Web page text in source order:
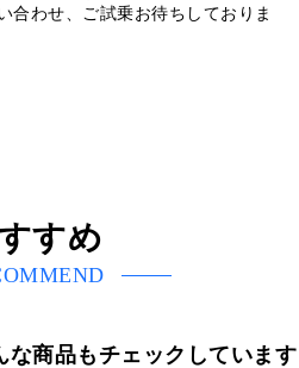
合わせ、ご試乗お待ちしておりま
すめ
な商品もチェックしています